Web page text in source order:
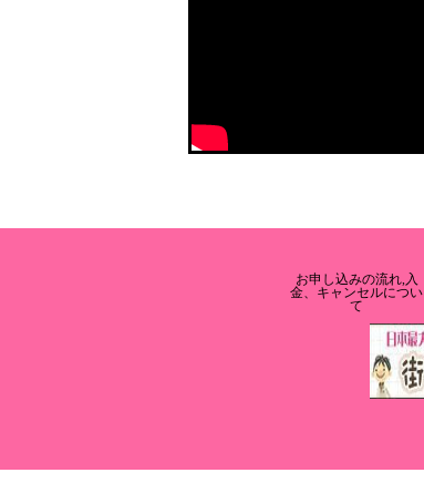
お申し込みの流れ,入
金、キャンセルについ
て